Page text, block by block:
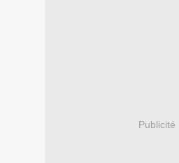
Publicité